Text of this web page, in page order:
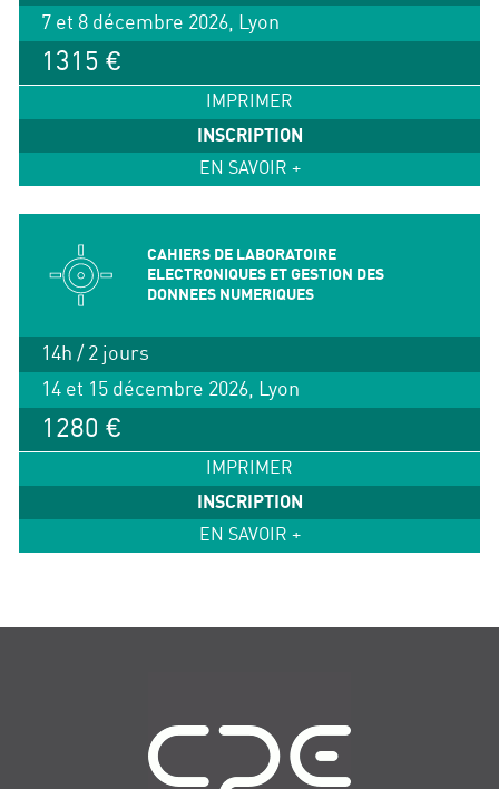
7 et 8 décembre 2026, Lyon
1315 €
IMPRIMER
INSCRIPTION
EN SAVOIR +
CAHIERS DE LABORATOIRE
ELECTRONIQUES ET GESTION DES
DONNEES NUMERIQUES
14h / 2 jours
14 et 15 décembre 2026, Lyon
1280 €
IMPRIMER
INSCRIPTION
EN SAVOIR +